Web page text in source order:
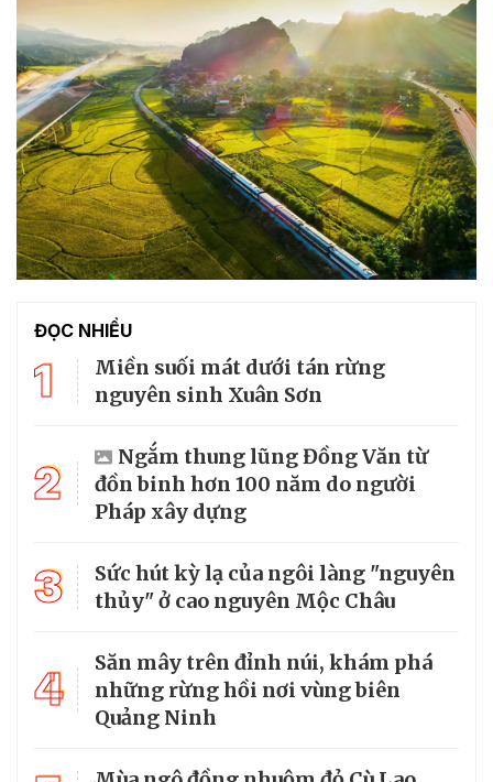
ĐỌC NHIỀU
1
Miền suối mát dưới tán rừng
nguyên sinh Xuân Sơn
2
Ngắm thung lũng Đồng Văn từ
đồn binh hơn 100 năm do người
Pháp xây dựng
3
Sức hút kỳ lạ của ngôi làng "nguyên
thủy" ở cao nguyên Mộc Châu
4
Săn mây trên đỉnh núi, khám phá
những rừng hồi nơi vùng biên
Quảng Ninh